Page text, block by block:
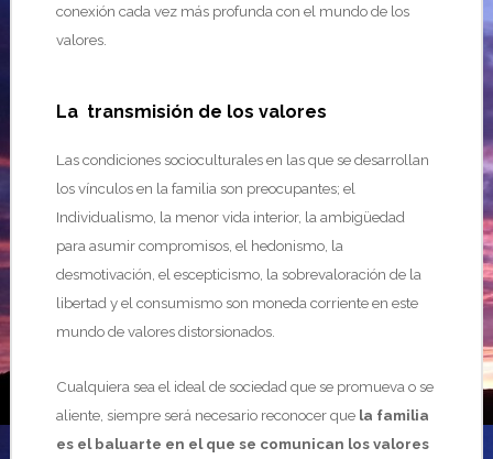
conexión cada vez más profunda con el mundo de los
valores.
La transmisión de los valores
Las condiciones socioculturales en las que se desarrollan
los vínculos en la familia son preocupantes; el
Individualismo, la menor vida interior, la ambigüedad
para asumir compromisos, el hedonismo, la
desmotivación, el escepticismo, la sobrevaloración de la
libertad y el consumismo son moneda corriente en este
mundo de valores distorsionados.
Cualquiera sea el ideal de sociedad que se promueva o se
aliente, siempre será necesario reconocer que la familia
es el baluarte en el que se comunican los valores